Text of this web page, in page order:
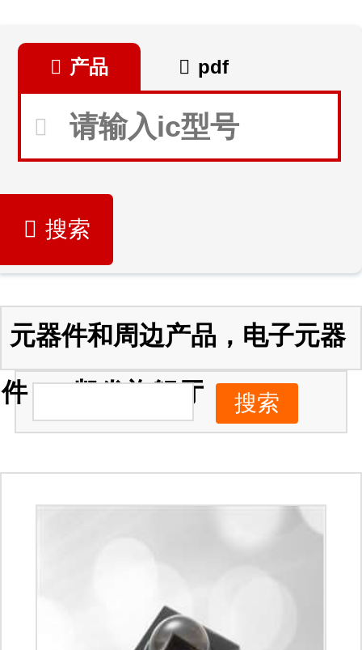
产品 pdf
搜索
元器件和周边产品，电子元器
件 -ag凯发旗舰厅